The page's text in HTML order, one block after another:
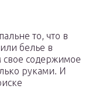
то, что в
белье в
свое содержимое
руками. И